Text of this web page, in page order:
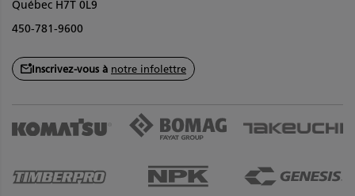
Québec H7T 0L9
450-781-9600
Inscrivez-vous à notre infolettre